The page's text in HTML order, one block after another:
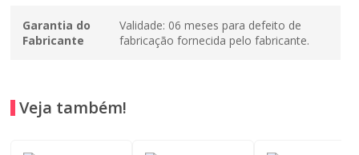
Garantia do
Fabricante
Validade: 06 meses para defeito de
fabricação fornecida pelo fabricante.
Veja também!